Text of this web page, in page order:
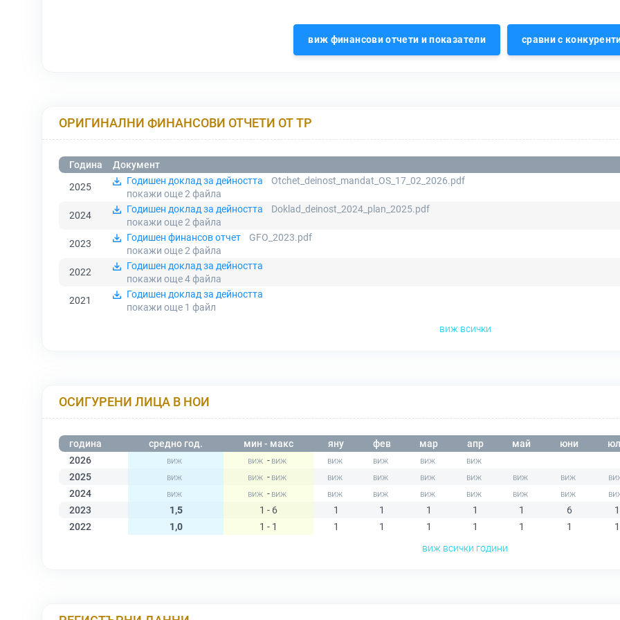
виж финансови отчети и показатели сравни с
ОРИГИНАЛНИ ФИНАНСОВИ ОТЧЕТИ ОТ ТР
Година
Документ
2025
Годишен доклад за дейността
Otchet_deinost_mandat_OS_17_02_2026.pdf
покажи още 2 файла
2024
Годишен доклад за дейността
Doklad_deinost_2024_plan_2025.pdf
покажи още 2 файла
2023
Годишен финансов отчет
GFO_2023.pdf
покажи още 2 файла
2022
Годишен доклад за дейността
покажи още 4файла
2021
Годишен доклад за дейността
покажи още 1 файл
виж всички
ОСИГУРЕНИ ЛИЦА В НОИ
година средно год. мин - макс яну фев мар апр май юни
2026
-
2025
-
2024
-
2023
1,5 1 - 6 1 1 1 1 1 6
1
2022
1,0 1 - 1 1 1 1 1 1 1
1
виж всички години